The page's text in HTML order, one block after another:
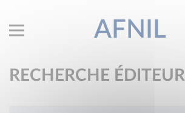
AFNIL
RECHERCHE ÉDITEUR